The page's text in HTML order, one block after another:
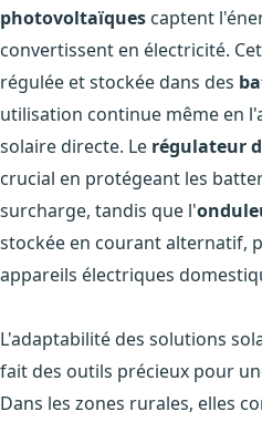
photovoltaïques captent
convertissent en électricité.
régulée et stockée dans des
utilisation continue même en
solaire directe. Le régulateur
crucial en protégeant les
surcharge, tandis que l'
stockée en courant alternatif,
appareils électriques
L'adaptabilité des solutions
fait des outils précieux pour
Dans les zones rurales, elles